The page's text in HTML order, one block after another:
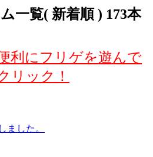
一覧( 新着順 ) 173本
利にフリゲを遊んで
リック！
ました。